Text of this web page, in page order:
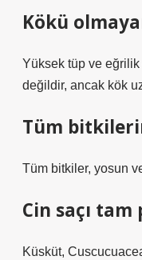
Kökü
Yüksek tüp ve
değildir, ancak kök
Tüm
Tüm bitkiler, yosun
Cin saçı
Küsküt,